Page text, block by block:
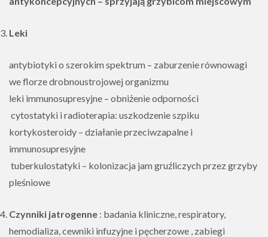
Leki
antybiotyki o szerokim spektrum – zaburzenie równowagi
we florze drobnoustrojowej organizmu
leki immunosupresyjne – obniżenie odporności
cytostatyki i radioterapia: uszkodzenie szpiku
kortykosteroidy – działanie przeciwzapalne i
immunosupresyjne
tuberkulostatyki – kolonizacja jam gruźliczych przez grzyby
pleśniowe
Czynniki jatrogenne : badania kliniczne, respiratory,
hemodializa, cewniki infuzyjne i pęcherzowe , zabiegi